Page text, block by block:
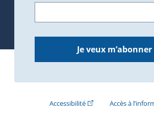
Je veux m’abonner
Accessibilité(Cet hyperlien
Accès à